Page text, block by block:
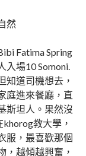
Fatima Spring
入場10 Somoni.
知道司機想去，
庭進來餐廳，直
斯坦人。果然沒
教大學，
服，最喜歡那個
，越傾越興奮，